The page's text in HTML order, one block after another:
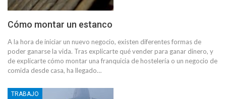
Cómo montar un estanco
A la hora de iniciar un nuevo negocio, existen diferentes formas de
poder ganarse la vida. Tras explicarte qué vender para ganar dinero, y
de explicarte cómo montar una franquicia de hostelería o un negocio de
comida desde casa, ha llegado…
TRABAJO